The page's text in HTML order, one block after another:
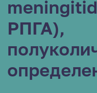
РПГА),